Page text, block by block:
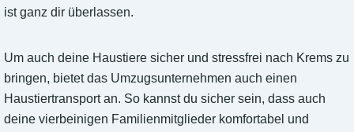
ist ganz dir überlassen.
Um auch deine Haustiere sicher und stressfrei nach Krems zu
bringen, bietet das Umzugsunternehmen auch einen
Haustiertransport an. So kannst du sicher sein, dass auch
deine vierbeinigen Familienmitglieder komfortabel und